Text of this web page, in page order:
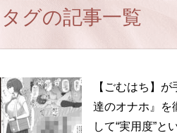
グの記事一覧
【ごむはち】
達のオナホ』を
して“実用度”と